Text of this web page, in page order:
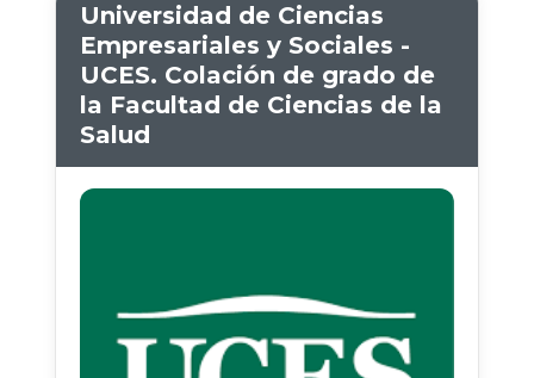
Universidad de Ciencias
Empresariales y Sociales -
UCES. Colación de grado de
la Facultad de Ciencias de la
Salud